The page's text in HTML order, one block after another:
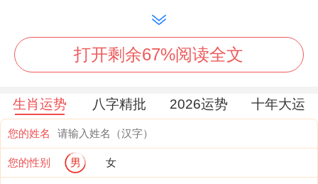
跟属马男搭配:两者都充满活力、热情同冒险
精神；属猴女还有属马男都好愿意尝试新对
同属羊男搭配:两者再些在领域 互补,彼此性
格同谐；这种搭配很顺畅。实践中的挑战有
什么？
打开剩余67%阅读全文
生肖运势 八字精批 2026运势 十年大运
您的姓名
您的性别 男 女